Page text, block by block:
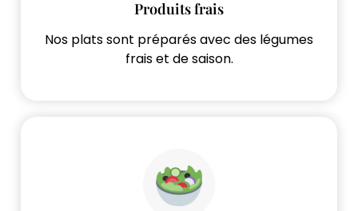
Produits frais
Nos plats sont préparés avec des légumes
frais et de saison.